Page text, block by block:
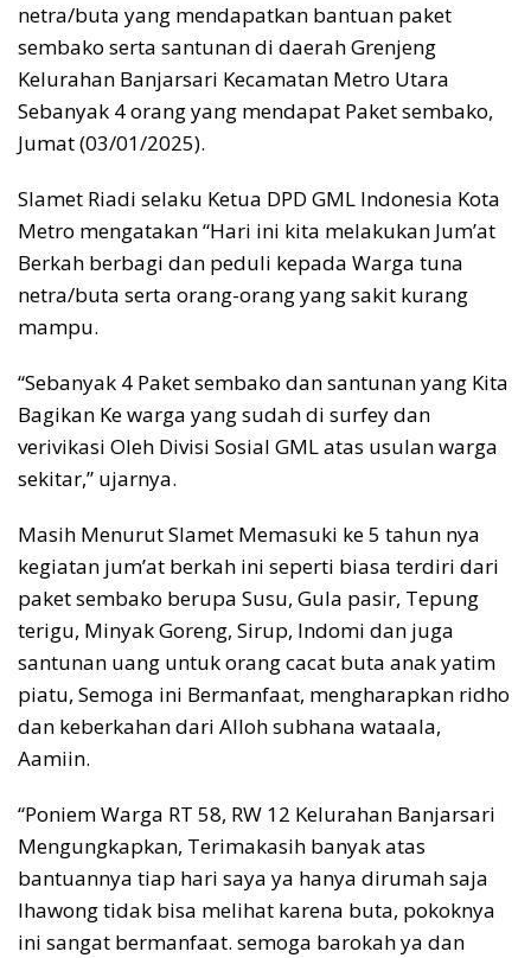
netra/buta yang mendapatkan bantuan paket
sembako serta santunan di daerah Grenjeng
Kelurahan Banjarsari Kecamatan Metro Utara
Sebanyak 4 orang yang mendapat Paket sembako,
Jumat (03/01/2025).
Slamet Riadi selaku Ketua DPD GML Indonesia Kota
Metro mengatakan “Hari ini kita melakukan Jum’at
Berkah berbagi dan peduli kepada Warga tuna
netra/buta serta orang-orang yang sakit kurang
mampu.
“Sebanyak 4 Paket sembako dan santunan yang Kita
Bagikan Ke warga yang sudah di surfey dan
verivikasi Oleh Divisi Sosial GML atas usulan warga
sekitar,” ujarnya.
Masih Menurut Slamet Memasuki ke 5 tahun nya
kegiatan jum’at berkah ini seperti biasa terdiri dari
paket sembako berupa Susu, Gula pasir, Tepung
terigu, Minyak Goreng, Sirup, Indomi dan juga
santunan uang untuk orang cacat buta anak yatim
piatu, Semoga ini Bermanfaat, mengharapkan ridho
dan keberkahan dari Alloh subhana wataala,
Aamiin.
“Poniem Warga RT 58, RW 12 Kelurahan Banjarsari
Mengungkapkan, Terimakasih banyak atas
bantuannya tiap hari saya ya hanya dirumah saja
lhawong tidak bisa melihat karena buta, pokoknya
ini sangat bermanfaat. semoga barokah ya dan